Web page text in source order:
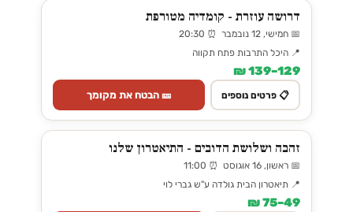
דרושה עוזרת - קומדיה מטורפת
📅 חמישי, 12 נובמבר ⏰ 20:30
📍 היכל התרבות פתח תקווה
129–139 ₪
📋 פרטים נוספים 🎫 הבטח את מקומך
זהבה ושלושת הדובים - התיאטרון שלנו
📅 ראשון, 16 אוגוסט ⏰ 11:00
📍 תיאטרון הבית גולדה ע"ש גברי לוי
49–75 ₪